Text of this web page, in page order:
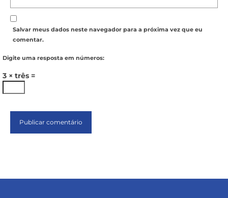
Salvar meus dados neste navegador para a próxima vez que eu
comentar.
Digite uma resposta em números:
3 × três =